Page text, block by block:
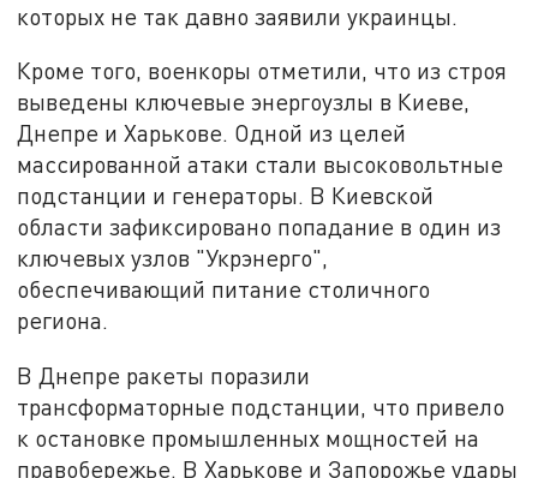
которых не так давно заявили украинцы.
Кроме того, военкоры отметили, что из строя
выведены ключевые энергоузлы в Киеве,
Днепре и Харькове. Одной из целей
массированной атаки стали высоковольтные
подстанции и генераторы. В Киевской
области зафиксировано попадание в один из
ключевых узлов "Укрэнерго",
обеспечивающий питание столичного
региона.
В Днепре ракеты поразили
трансформаторные подстанции, что привело
к остановке промышленных мощностей на
правобережье. В Харькове и Запорожье удары